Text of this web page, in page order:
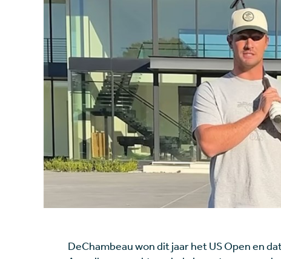
DeChambeau won dit jaar het US Open en